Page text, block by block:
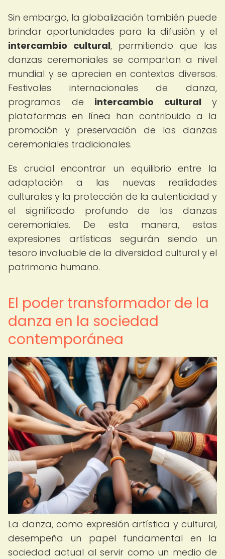
Sin embargo, la globalización también puede
brindar oportunidades para la difusión y el
intercambio cultural, permitiendo que las
danzas ceremoniales se compartan a nivel
mundial y se aprecien en contextos diversos.
Festivales internacionales de danza,
programas de intercambio culturaly
plataformas en línea han contribuido a la
promoción y preservación de las danzas
ceremoniales tradicionales.
Es crucial encontrar un equilibrio entre la
adaptación a las nuevas realidades
culturales y la protección de la autenticidad y
el significado profundo de las danzas
ceremoniales. De esta manera, estas
expresiones artísticas seguirán siendo un
tesoro invaluable de la diversidad cultural y el
patrimonio humano.
El poder transformador de la
danza en la sociedad
contemporánea
La danza, como expresión artística y cultural,
desempeña un papel fundamental en la
sociedad actual al servir como un medio de